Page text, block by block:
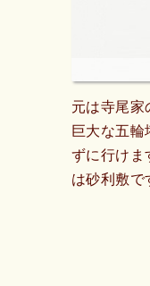
元は寺尾家
巨大な五
ずに行けま
は砂利敷で